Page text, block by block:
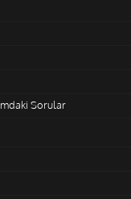
Sorular